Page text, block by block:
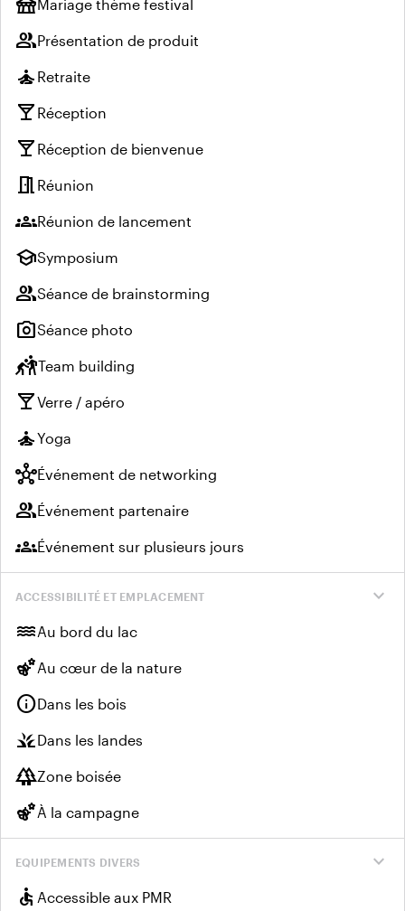
Mariage thème festival
groupPrésentation de produit
self_improvement Retraite
local_bar Réception
local_bar Réception de bienvenue
meeting_room Réunion
groupsRéunion de lancement
schoolSymposium
groupSéance de brainstorming
photo_cameraSéance photo
sports_kabaddiTeam building
local_barVerre / apéro
self_improvementYoga
hubÉvénement de networking
groupÉvénement partenaire
groupsÉvénement sur plusieurs jours
expand_more
ACCESSIBILITÉ ET EMPLACEMENT
waterAu bord du lac
emoji_natureAu cœur de la nature
infoDans les bois
grassDans les landes
forestZone boisée
emoji_natureÀ la campagne
expand_more
EQUIPEMENTS DIVERS
accessible Accessible aux PMR